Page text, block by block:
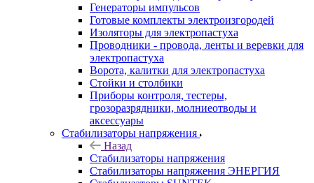
Генераторы импульсов
Готовые комплекты электроизгородей
Изоляторы для электропастуха
Проводники - провода, ленты и веревки для
электропастуха
Ворота, калитки для электропастуха
Стойки и столбики
Приборы контроля, тестеры,
грозоразрядники, молниеотводы и
аксессуары
Стабилизаторы напряжения
Назад
Стабилизаторы напряжения
Стабилизаторы напряжения ЭНЕРГИЯ